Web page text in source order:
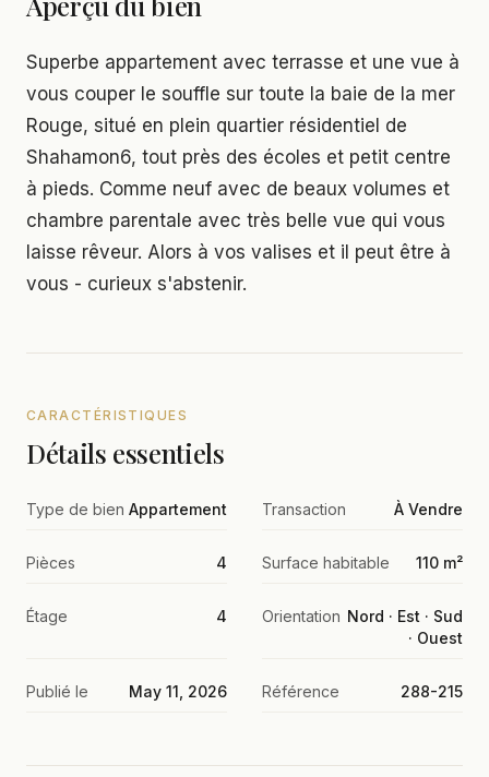
Superbe appartement avec terrasse et une vue à
vous couper le souffle sur toute la baie de la mer
Rouge, situé en plein quartier résidentiel de
Shahamon6, tout près des écoles et petit centre
à pieds. Comme neuf avec de beaux volumes et
chambre parentale avec très belle vue qui vous
laisse rêveur. Alors à vos valises et il peut être à
vous - curieux s'abstenir.
CARACTÉRISTIQUES
Détails essentiels
Type de bien Appartement Transaction À Vendre
Pièces 4 Surface habitable 110 m²
Étage 4 Orientation Nord · Est · Sud
· Ouest
Publié le May 11, 2026 Référence 288-215